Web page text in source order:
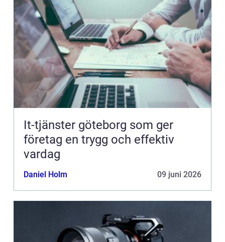
It-tjänster göteborg som ger
företag en trygg och effektiv
vardag
Daniel Holm 09 juni 2026